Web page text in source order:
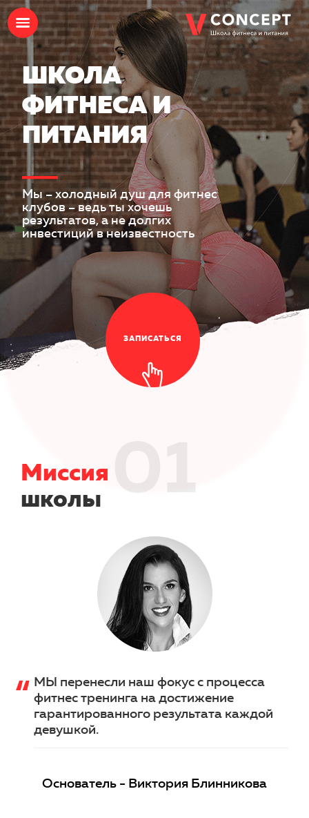
ШКОЛА
ФИТНЕСА И
ПИТАНИЯ
Мы – холодный душ для фитнес
клубов – ведь ты хочешь
результатов, а не долгих
инвестиций в неизвестность
ЗАПИСАТЬСЯ
01
Миссия
школы
МЫ перенесли наш фокус с процесса
фитнес тренинга на достижение
гарантированного результата каждой
девушкой.
Основатель - Виктория Блинникова